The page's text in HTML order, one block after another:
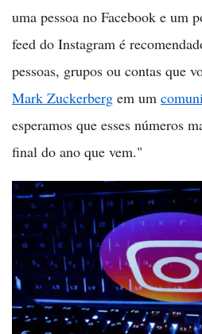
uma pessoa no Facebook e um
feed do Instagram é
pessoas, grupos ou contas que
Mark Zuckerberg em um
esperamos que esses números
final do ano que vem."